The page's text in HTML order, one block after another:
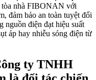
tòa nhà FIBONAN với
đảm bảo an toàn tuyệt đối
nguồn điện đạt hiệu suất
áp hay nhiễu sóng điện từ
ty TNHH